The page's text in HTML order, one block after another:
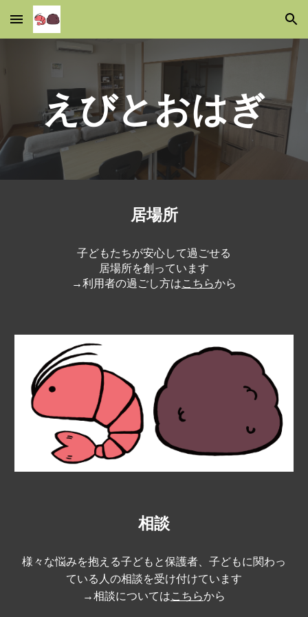
Skip to main content Skip to navigation
えびとおはぎ
居場所
子どもたちが安心して過ごせる
居場所を創っています
→利用者の過ごし方はこちらから
相談
様々な悩みを抱える子どもと保護者、子どもに関わっ
ている人の相談を受け付けています
→相談についてはこちらから